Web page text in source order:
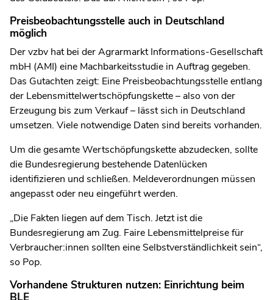
Preisbeobachtungsstelle auch in Deutschland
möglich
Der vzbv hat bei der Agrarmarkt Informations-Gesellschaft
mbH (AMI) eine Machbarkeitsstudie in Auftrag gegeben.
Das Gutachten zeigt: Eine Preisbeobachtungsstelle entlang
der Lebensmittelwertschöpfungskette – also von der
Erzeugung bis zum Verkauf – lässt sich in Deutschland
umsetzen. Viele notwendige Daten sind bereits vorhanden.
Um die gesamte Wertschöpfungskette abzudecken, sollte
die Bundesregierung bestehende Datenlücken
identifizieren und schließen. Meldeverordnungen müssen
angepasst oder neu eingeführt werden.
„Die Fakten liegen auf dem Tisch. Jetzt ist die
Bundesregierung am Zug. Faire Lebensmittelpreise für
Verbraucher:innen sollten eine Selbstverständlichkeit sein“,
so Pop.
Vorhandene Strukturen nutzen: Einrichtung beim